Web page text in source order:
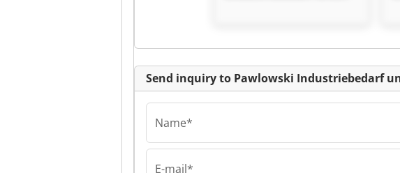
Schweißtechnik GmbH
Listing
Send inquiry to Pawlowski Industriebedarf
Name*
E-mail*